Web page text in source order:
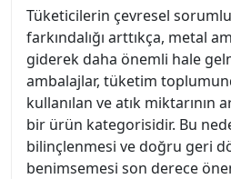
Tüketicilerin çevresel
farkındalığı arttıkça, metal
giderek daha önemli hale
ambalajlar, tüketim
kullanılan ve atık miktarının
bir ürün kategorisidir. Bu
bilinçlenmesi ve doğru geri
benimsemesi son derece